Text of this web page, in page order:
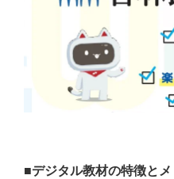
■デジタル教材の特徴とメ